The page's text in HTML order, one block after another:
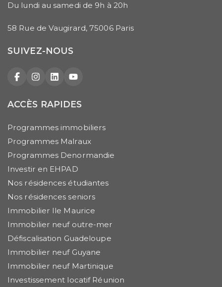
Du lundi au samedi de 9h à 20h
58 Rue de Vaugirard, 75006 Paris
SUIVEZ-NOUS
FacebookInstagram
LinkedInYouTube
ACCÈS RAPIDES
Programmes immobiliers
Programmes Malraux
Programmes Denormandie
Investir en EHPAD
Nos résidences étudiantes
Nos résidences seniors
Immobilier Ile Maurice
Immobilier neuf outre-mer
Défiscalisation Guadeloupe
Immobilier neuf Guyane
Immobilier neuf Martinique
Investissement locatif Réunion